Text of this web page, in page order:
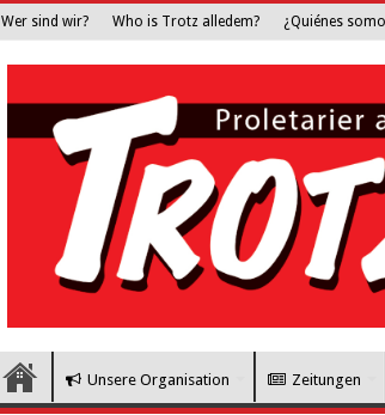
Wer sind wir? Who is Trotz alledem? ¿Quiénes
Unsere Organisation Zeitungen